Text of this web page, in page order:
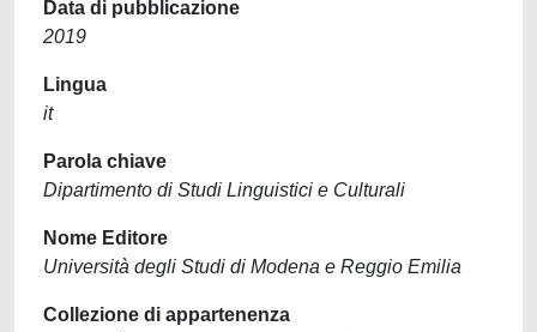
Data di pubblicazione
2019
Lingua
it
Parola chiave
Dipartimento di Studi Linguistici e Culturali
Nome Editore
Università degli Studi di Modena e Reggio Emilia
Collezione di appartenenza